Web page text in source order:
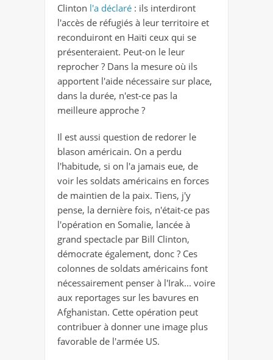
Clinton l'a déclaré : ils interdiront
l'accès de réfugiés à leur territoire et
reconduiront en Haïti ceux qui se
présenteraient. Peut-on le leur
reprocher ? Dans la mesure où ils
apportent l'aide nécessaire sur place,
dans la durée, n'est-ce pas la
meilleure approche ?
Il est aussi question de redorer le
blason américain. On a perdu
l'habitude, si on l'a jamais eue, de
voir les soldats américains en forces
de maintien de la paix. Tiens, j'y
pense, la dernière fois, n'était-ce pas
l'opération en Somalie, lancée à
grand spectacle par Bill Clinton,
démocrate également, donc ? Ces
colonnes de soldats américains font
nécessairement penser à l'Irak... voire
aux reportages sur les bavures en
Afghanistan. Cette opération peut
contribuer à donner une image plus
favorable de l'armée US.